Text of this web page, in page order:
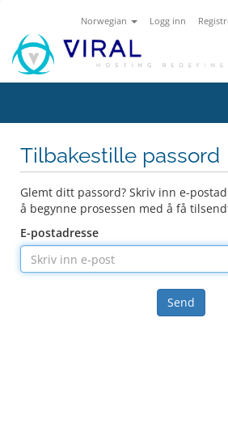
Norwegian Logg inn
Tilbakestille passord
Glemt ditt passord? Skriv inn e-
å begynne prosessen med å få
E-postadresse
Send